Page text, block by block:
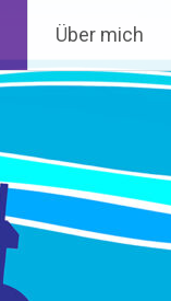
Über mich